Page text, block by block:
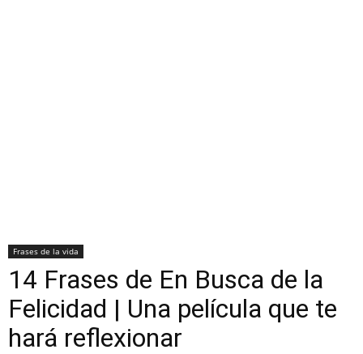
Frases de la vida
14 Frases de En Busca de la
Felicidad | Una película que te
hará reflexionar